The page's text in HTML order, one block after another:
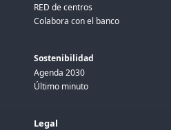
RED de centros
Colabora con el banco
Sostenibilidad
Agenda 2030
Último minuto
Legal